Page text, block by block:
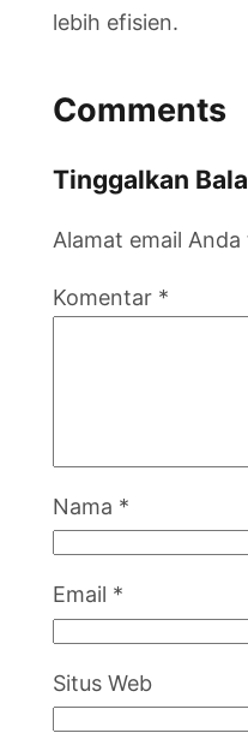
lebih efisien.
Comments
Tinggalkan
Alamat email
Komentar *
Nama *
Email *
Situs Web